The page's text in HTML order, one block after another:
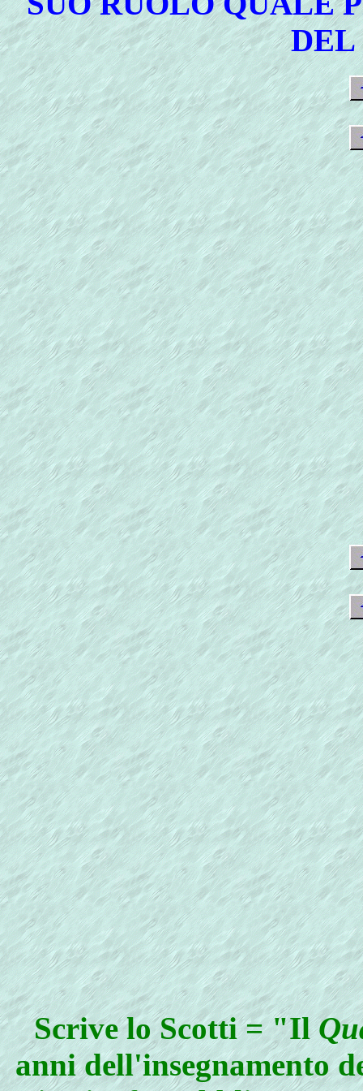
DEL
Scrive lo Scotti = "Il
anni dell'insegnamento